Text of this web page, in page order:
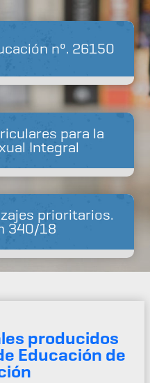
nº. 26150
para la
Integral
prioritarios.
340/18
producidos
Educación de